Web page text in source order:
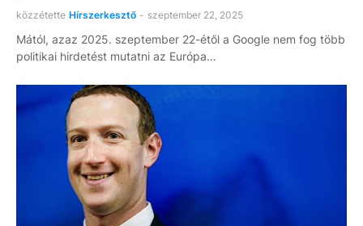
közzétette Hírszerkesztő - szeptember 22, 2025
Mától, azaz 2025. szeptember 22-étől a Google nem fog több
politikai hirdetést mutatni az Európa…